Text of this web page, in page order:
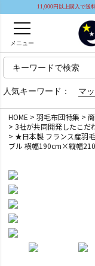
11,000円以上購入で送
メニュー
人気キーワード： マ
HOME 羽毛布団特集
3社が共同開発したこだ
★日本製 フランス産羽
ブル 横幅190cm×縦幅